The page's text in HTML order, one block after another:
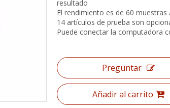
resultado
El rendimiento es de 60
14 artículos de prueba son
Puede conectar la computadora
Preguntar
Añadir al carrito